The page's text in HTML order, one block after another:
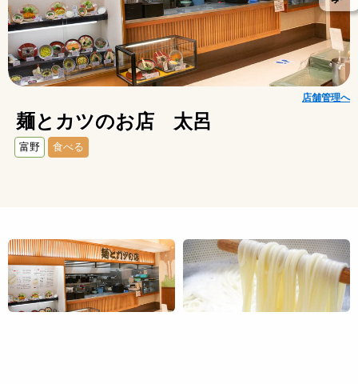
店舗管理へ
麺とカツのお店 太呂
富野 食べる